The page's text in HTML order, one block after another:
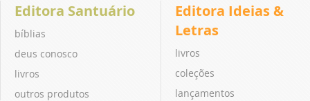
Editora Santuário
bíblias
deus conosco
livros
outros produtos
Editora Ideias &
Letras
livros
coleções
lançamentos